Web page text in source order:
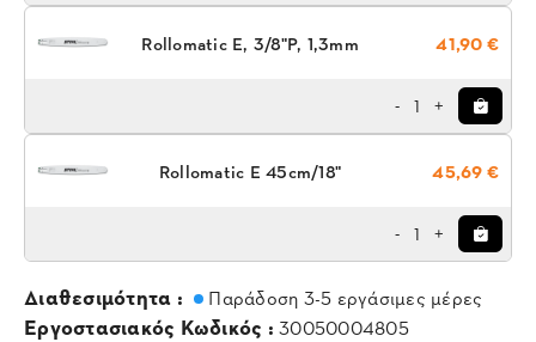
Rollomatic E, 3/8"P, 1,3mm 41,90 €
- 1 +
Rollomatic E 45cm/18" 45,69 €
- 1 +
Διαθεσιμότητα : Παράδοση 3-5 εργάσιμες μέρες
Εργοστασιακός Κωδικός : 30050004805